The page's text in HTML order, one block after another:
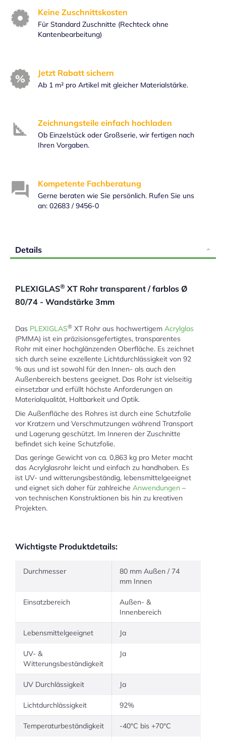
Keine Zuschnittskosten
Für Standard Zuschnitte (Rechteck ohne
Kantenbearbeitung)
Jetzt Rabatt sichern
Ab 1 m² pro Artikel mit gleicher Materialstärke.
Zeichnungsteile einfach hochladen
Ob Einzelstück oder Großserie, wir fertigen nach
Ihren Vorgaben.
Kompetente Fachberatung
Gerne beraten wie Sie persönlich. Rufen Sie uns
an: 02683 / 9456-0
Details
PLEXIGLAS® XT Rohr transparent / farblos Ø
80/74 - Wandstärke 3mm
Das PLEXIGLAS® XT Rohr aus hochwertigem Acrylglas
(PMMA) ist ein präzisionsgefertigtes, transparentes
Rohr mit einer hochglänzenden Oberfläche. Es zeichnet
sich durch seine exzellente Lichtdurchlässigkeit von 92
% aus und ist sowohl für den Innen- als auch den
Außenbereich bestens geeignet. Das Rohr ist vielseitig
einsetzbar und erfüllt höchste Anforderungen an
Materialqualität, Haltbarkeit und Optik.
Die Außenfläche des Rohres ist durch eine Schutzfolie
vor Kratzern und Verschmutzungen während Transport
und Lagerung geschützt. Im Inneren der Zuschnitte
befindet sich keine Schutzfolie.
Das geringe Gewicht von ca. 0,863 kg pro Meter macht
das Acrylglasrohr leicht und einfach zu handhaben. Es
ist UV- und witterungsbeständig, lebensmittelgeeignet
und eignet sich daher für zahlreiche Anwendungen –
von technischen Konstruktionen bis hin zu kreativen
Projekten.
Wichtigste Produktdetails:
Durchmesser
80 mm Außen / 74
mm Innen
Einsatzbereich
Außen- &
Innenbereich
Lebensmittelgeeignet Ja
UV- &
Witterungsbeständigkeit
Ja
UV Durchlässigkeit Ja
Lichtdurchlässigkeit 92%
Temperaturbeständigkeit -40°C bis +70°C